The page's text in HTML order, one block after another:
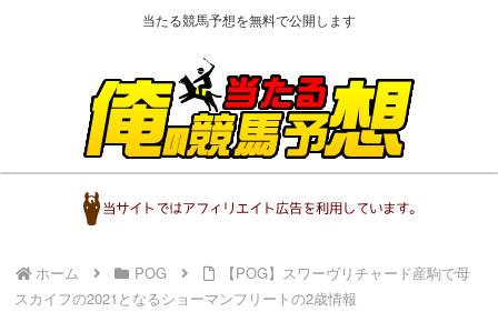
当たる競馬予想を無料で公開します
ホーム POG
【POG】スワーヴリチャード産駒で母
スカイフの2021となるショーマンフリートの2歳情報